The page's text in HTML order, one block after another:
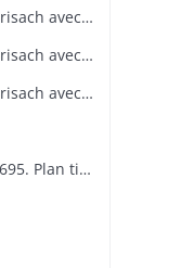
Brisach : carte particulière du canal de Neuf-Brisach avec ses environs (fin XVIIe siècle)
Brisach : carte particulière du canal de Neuf-Brisach avec ses environs (fin XVIIe siècle)
Brisach : carte particulière du canal de Neuf-Brisach avec ses environs (fin XVIIe siècle)
Brisach : Carte des environs de Brisach, vers 1695. Plan tiré du 4e volume des Cartes des environs de plusieurs places (echelle 1/50000)